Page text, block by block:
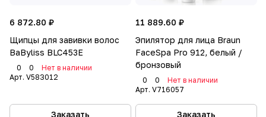
6 872.80 ₽
Щипцы для завивки волос
BaByliss BLC453E
0 0
Нет в наличии
Арт. V583012
Заказать
11 889.60 ₽
Эпилятор для лица Braun
FaceSpa Pro 912, белый /
бронзовый
0 0
Нет в наличии
Арт. V716057
Заказать